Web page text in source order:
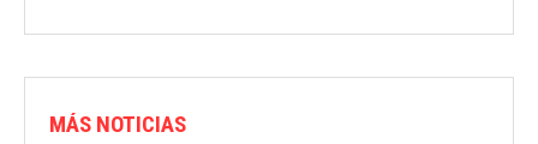
MÁS NOTICIAS